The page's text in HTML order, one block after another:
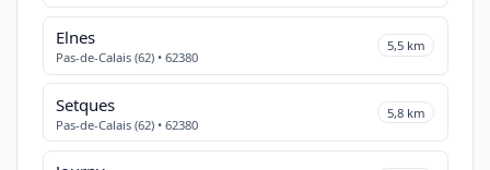
Elnes
Pas-de-Calais (62) • 62380
5,5 km
Setques
Pas-de-Calais (62) • 62380
5,8 km